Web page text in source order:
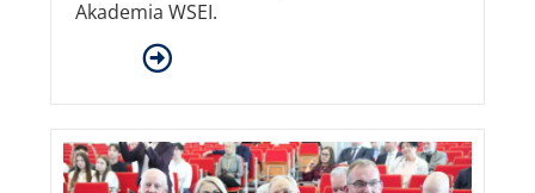
Akademia WSEI.